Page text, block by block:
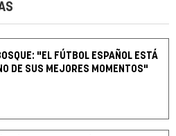
"EL FÚTBOL ESPAÑOL ESTÁ
DE SUS MEJORES MOMENTOS"